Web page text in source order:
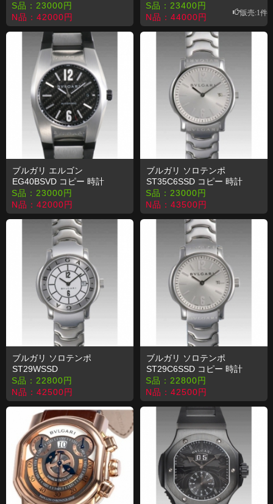
S品： 23000円
N品： 42000円
S品： 23400円
N品： 44000円
販売:1件
ブルガリ エルゴン
EG40BSVD コピー 時計
S品： 23000円
N品： 42000円
ブルガリ ソロテンポ
ST35C6SSD コピー 時計
S品： 23000円
N品： 43500円
ブルガリ ソロテンポ
ST29WSSD
S品： 22800円
N品： 42500円
ブルガリ ソロテンポ
ST29C6SSD コピー 時計
S品： 22800円
N品： 42500円